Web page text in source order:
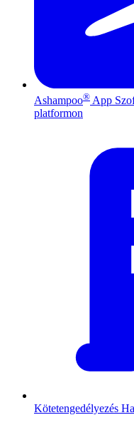
Ashampoo® App
platformon
Kötetengedélyezés